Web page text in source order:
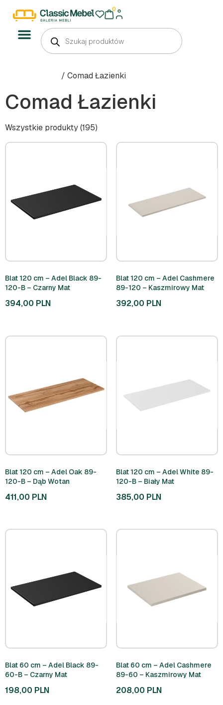
0
/ Comad Łazienki
Comad Łazienki
Wszystkie produkty (195)
Blat 120 cm – Adel Black 89-
120-B – Czarny Mat
394,00 PLN
Blat 120 cm – Adel Cashmere
89-120 – Kaszmirowy Mat
392,00 PLN
Blat 120 cm – Adel Oak 89-
120-B – Dąb Wotan
411,00 PLN
Blat 120 cm – Adel White 89-
120-B – Biały Mat
385,00 PLN
Blat 60 cm – Adel Black 89-
60-B – Czarny Mat
198,00 PLN
Blat 60 cm – Adel Cashmere
89-60 – Kaszmirowy Mat
208,00 PLN